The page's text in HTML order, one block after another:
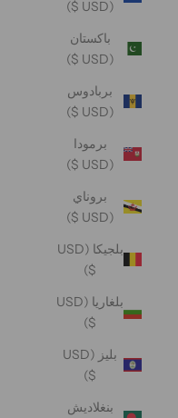
(USD $)
باكستان
(USD $)
بربادوس
(USD $)
برمودا
(USD $)
بروناي
(USD $)
بلجيكا (USD
$)
بلغاريا (USD
$)
بليز (USD
$)
بنغلاديش